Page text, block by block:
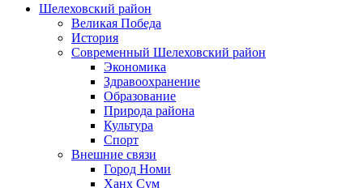
Шелеховский район
Великая Победа
История
Современный Шелеховский район
Экономика
Здравоохранение
Образование
Природа района
Культура
Спорт
Внешние связи
Город Номи
Ханх Сум